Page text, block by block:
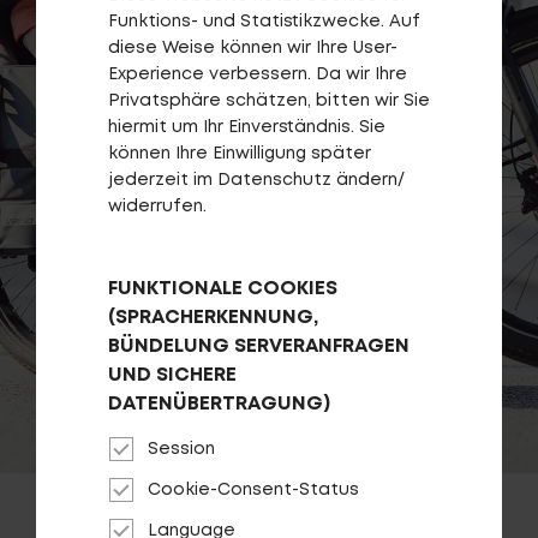
Händlersuche
Entwickelt und Designed in BaWü
Finde die richtige Rahmengröße
Funktions- und Statistikzwecke. Auf
diese Weise können wir Ihre User-
Experience verbessern. Da wir Ihre
Privatsphäre schätzen, bitten wir Sie
hiermit um Ihr Einverständnis. Sie
können Ihre Einwilligung später
jederzeit im Datenschutz ändern/
widerrufen.
FUNKTIONALE COOKIES
(SPRACHERKENNUNG,
BÜNDELUNG SERVERANFRAGEN
UND SICHERE
DATENÜBERTRAGUNG)
Session
Cookie-Consent-Status
Language